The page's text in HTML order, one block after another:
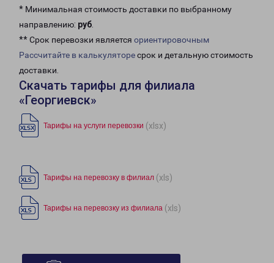
* Минимальная стоимость доставки по выбранному
направлению: руб.
** Срок перевозки является ориентировочным
Рассчитайте в калькуляторесрок и детальную стоимость
доставки.
Скачать тарифы для филиала
«Георгиевск»
Тарифы на услуги перевозки (xlsx)
Тарифы на перевозку в филиал (xls)
Тарифы на перевозку из филиала (xls)